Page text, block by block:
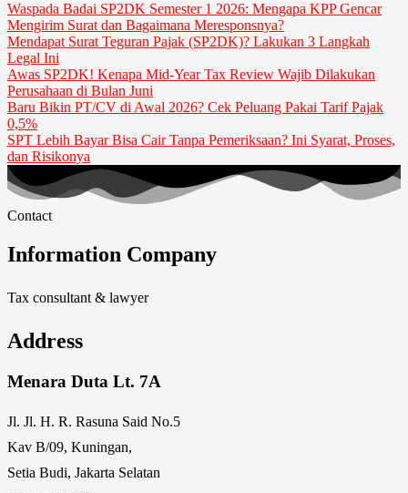
Waspada Badai SP2DK Semester 1 2026: Mengapa KPP Gencar
Mengirim Surat dan Bagaimana Meresponsnya?
Mendapat Surat Teguran Pajak (SP2DK)? Lakukan 3 Langkah
Legal Ini
Awas SP2DK! Kenapa Mid-Year Tax Review Wajib Dilakukan
Perusahaan di Bulan Juni
Baru Bikin PT/CV di Awal 2026? Cek Peluang Pakai Tarif Pajak
0,5%
SPT Lebih Bayar Bisa Cair Tanpa Pemeriksaan? Ini Syarat, Proses,
dan Risikonya
Contact
Information Company
Tax consultant & lawyer
Address
Menara Duta Lt. 7A
Jl. Jl. H. R. Rasuna Said No.5
Kav B/09, Kuningan,
Setia Budi, Jakarta Selatan